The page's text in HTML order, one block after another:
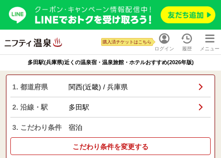
ログイン
購入済チケットはこちら
履歴 メニュー
多田駅(兵庫県)近くの温泉宿・温泉旅館・ホテルおすすめ(2026年版)
1. 都道府県 関西(近畿) / 兵庫県
2. 沿線・駅 多田駅
3. こだわり条件 宿泊
こだわり条件を変更する